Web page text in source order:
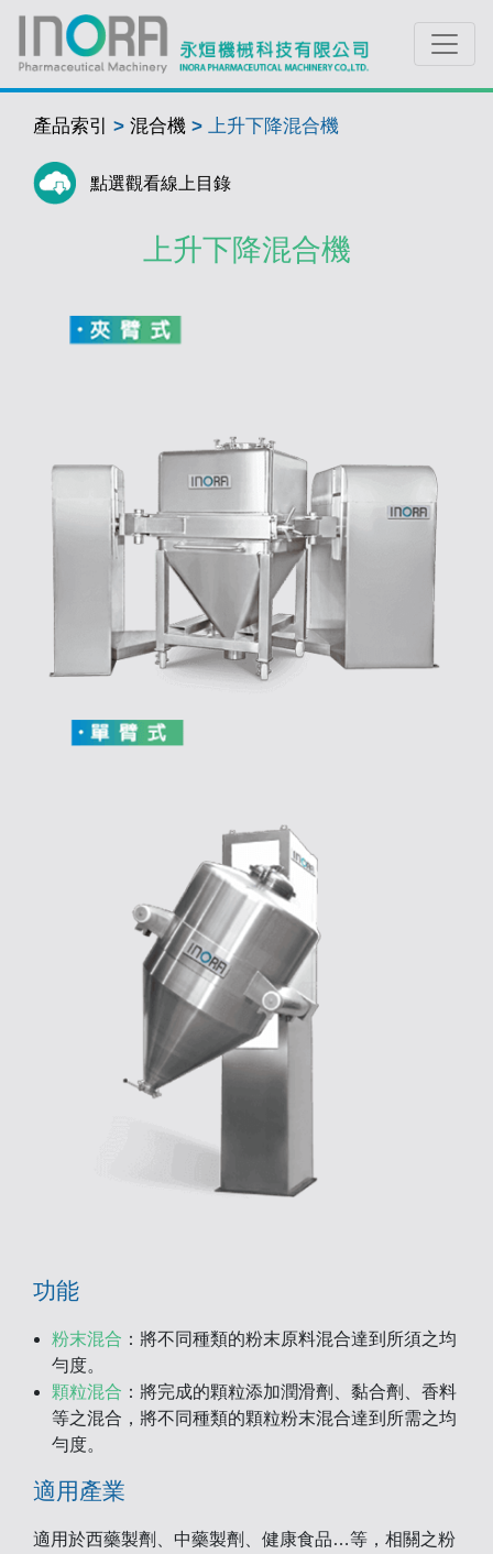
產品索引 > 混合機 > 上升下降混合機
點選觀看線上目錄
上升下降混合機
功能
粉末混合 ：將不同種類的粉末原料混合達到所須之均
勻度。
顆粒混合 ：將完成的顆粒添加潤滑劑、黏合劑、香料
等之混合，將不同種類的顆粒粉末混合達到所需之均
勻度。
適用產業
適用於西藥製劑、中藥製劑、健康食品…等，相關之粉